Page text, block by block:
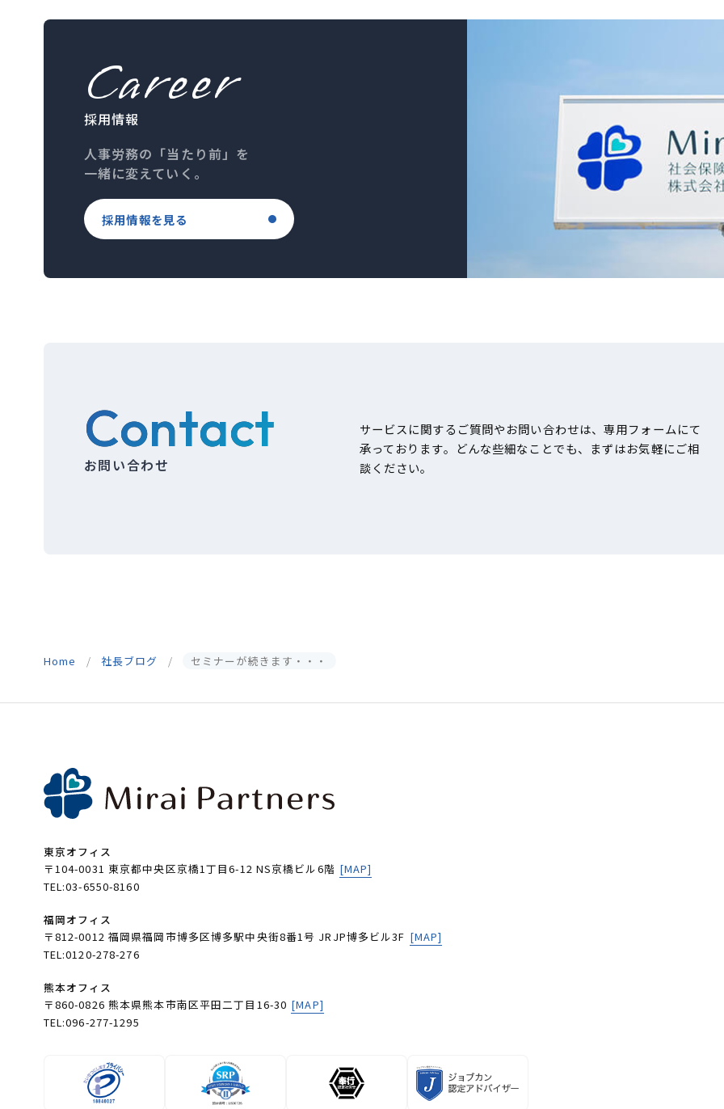
Career
採用情報
人事労務の「当たり前」を
一緒に変えていく。
採用情報を見る
Contact
お問い合わせ
サービスに関するご質問やお問い合わせは、専用フォームにて
承っております。どんな些細なことでも、まずはお気軽にご相
談ください。
Home 社長ブログ セミナーが続きます・・・
東京オフィス
〒104-0031 東京都中央区京橋1丁目6-12 NS京橋ビル6階 [MAP]
TEL:03-6550-8160
福岡オフィス
〒812-0012 福岡県福岡市博多区博多駅中央街8番1号 JRJP博多ビル3F [MAP]
TEL:0120-278-276
熊本オフィス
〒860-0826 熊本県熊本市南区平田二丁目16-30 [MAP]
TEL:096-277-1295